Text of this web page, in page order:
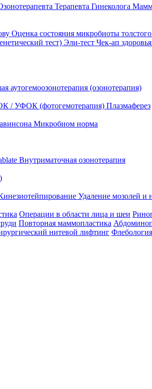
Терапевта Гинеколога
Оценка состояния микробиоты
тест) Эли-тест Чек-ап здоровья
аутогемоозонотерапия (озонотерапия)
/ УФОК (фотогемотерапия) Плазмаферез
Микробиом норма
Внутриматочная озонотерапия
Удаление мозолей и
Операции в области лица и шеи
Повторная маммопластика
нитевой лифтинг Флебология